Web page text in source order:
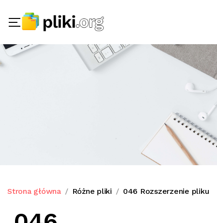
Strona główna Różne pliki 046 Rozszerzenie pliku